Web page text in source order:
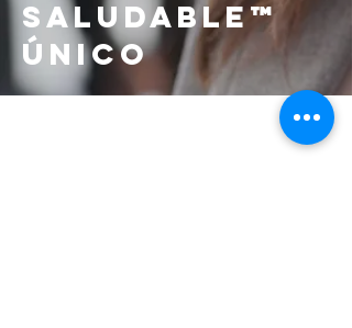
Saludable™
Único